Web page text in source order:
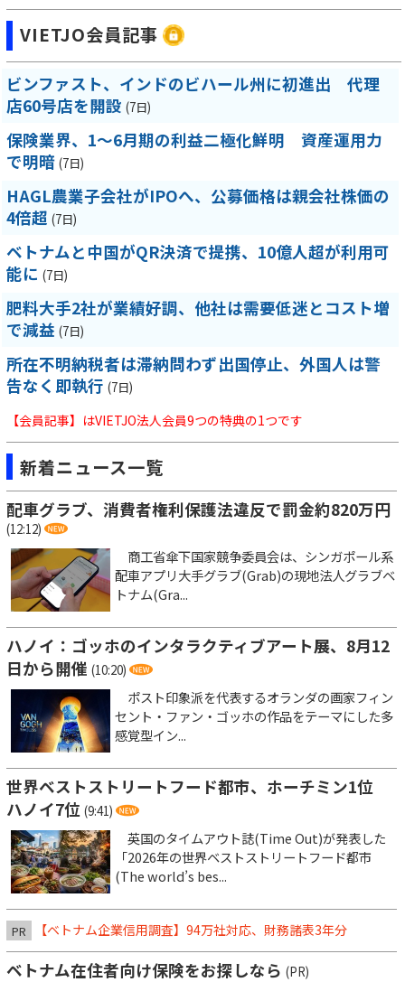
VIETJO会員記事
ビンファスト、インドのビハール州に初進出 代理
店60号店を開設 (7日)
保険業界、1～6月期の利益二極化鮮明 資産運用力
で明暗 (7日)
HAGL農業子会社がIPOへ、公募価格は親会社株価の
4倍超 (7日)
ベトナムと中国がQR決済で提携、10億人超が利用可
能に (7日)
肥料大手2社が業績好調、他社は需要低迷とコスト増
で減益 (7日)
所在不明納税者は滞納問わず出国停止、外国人は警
告なく即執行 (7日)
【会員記事】はVIETJO法人会員9つの特典の1つです
新着ニュース一覧
配車グラブ、消費者権利保護法違反で罰金約820万円
(12:12)
商工省傘下国家競争委員会は、シンガポール系
配車アプリ大手グラブ(Grab)の現地法人グラブベ
トナム(Gra...
ハノイ：ゴッホのインタラクティブアート展、8月12
日から開催 (10:20)
ポスト印象派を代表するオランダの画家フィン
セント・ファン・ゴッホの作品をテーマにした多
感覚型イン...
世界ベストストリートフード都市、ホーチミン1位
ハノイ7位 (9:41)
英国のタイムアウト誌(Time Out)が発表した
「2026年の世界ベストストリートフード都市
(The world’s bes...
PR 【ベトナム企業信用調査】94万社対応、財務諸表3年分
ベトナム在住者向け保険をお探しなら (PR)